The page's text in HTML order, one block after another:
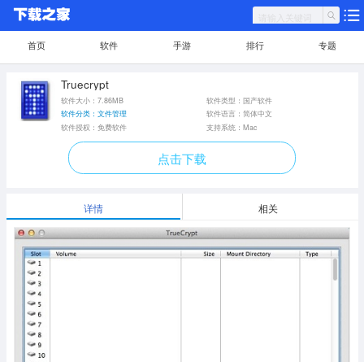
首页 软件 手游 排行 专题
Truecrypt
软件大小：7.86MB
软件类型：国产软件
软件分类：文件管理
软件语言：简体中文
软件授权：免费软件
支持系统：Mac
点击下载
详情 相关